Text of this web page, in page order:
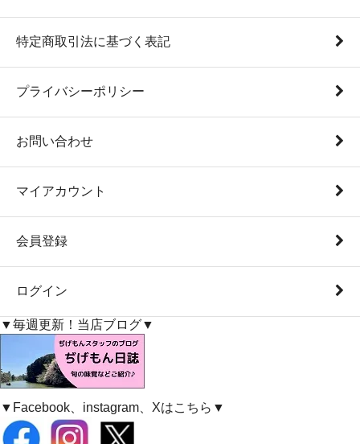
特定商取引法に基づく表記
プライバシーポリシー
お問い合わせ
マイアカウント
会員登録
ログイン
▼毎週更新！当店ブログ▼
▼Facebook、instagram、Xはこちら▼